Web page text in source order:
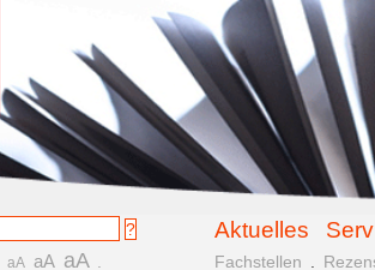
Aktuelles
aA aA aA Fachstellen